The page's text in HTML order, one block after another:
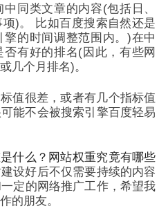
同类文章的内容(包括日、
)。 比如百度搜索自然还是
的时间调整范围内。)在中
有好的排名(因此，有些网
几个月排名)。
值很差，或者有几个指标值
能不会被搜索引擎百度轻易
什么？网站权重究竟有哪些
设好后不仅需要持续的内容
定的网络推广工作，希望我
的朋友。